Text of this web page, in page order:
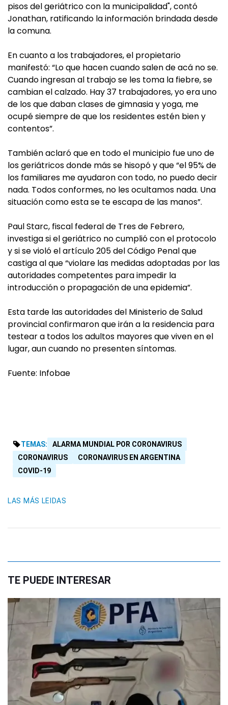
pisos del geriátrico con la municipalidad", contó
Jonathan, ratificando la información brindada desde
la comuna.
En cuanto a los trabajadores, el propietario
manifestó: “Lo que hacen cuando salen de acá no se.
Cuando ingresan al trabajo se les toma la fiebre, se
cambian el calzado. Hay 37 trabajadores, yo era uno
de los que daban clases de gimnasia y yoga, me
ocupé siempre de que los residentes estén bien y
contentos”.
También aclaró que en todo el municipio fue uno de
los geriátricos donde más se hisopó y que “el 95% de
los familiares me ayudaron con todo, no puedo decir
nada. Todos conformes, no les ocultamos nada. Una
situación como esta se te escapa de las manos”.
Paul Starc, fiscal federal de Tres de Febrero,
investiga si el geriátrico no cumplió con el protocolo
y si se violó el artículo 205 del Código Penal que
castiga al que “violare las medidas adoptadas por las
autoridades competentes para impedir la
introducción o propagación de una epidemia”.
Esta tarde las autoridades del Ministerio de Salud
provincial confirmaron que irán a la residencia para
testear a todos los adultos mayores que viven en el
lugar, aun cuando no presenten síntomas.
Fuente: Infobae
TEMAS:
ALARMA MUNDIAL POR CORONAVIRUS
CORONAVIRUS
CORONAVIRUS EN ARGENTINA
COVID-19
LAS MÁS LEIDAS
TE PUEDE INTERESAR